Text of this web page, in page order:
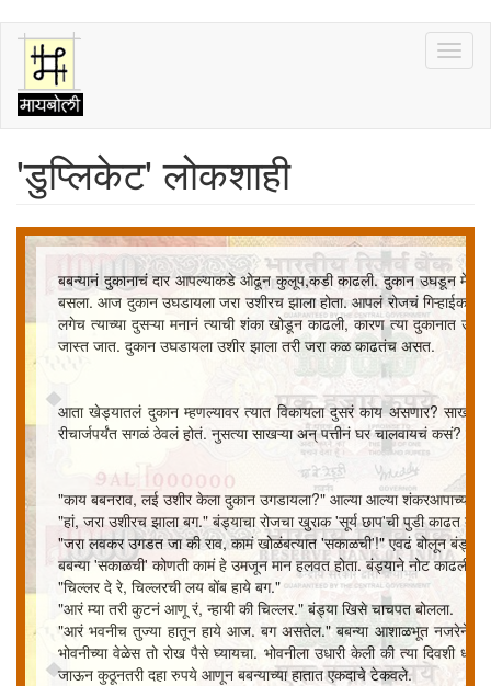
Skip
main
content
'डुप्लिकेट' लोकशाही
बबन्यानं दुकानाचं दार आपल्याकडे ओढून कुलूप,कडी काढली. दुकान उघडून
बसला. आज दुकान उघडायला जरा उशीरच झाला होता. आपलं रोजचं गिऱ्हाईक
लगेच त्याच्या दुसऱ्या मनानं त्याची शंका खोडून काढली, कारण त्या दुकानात
जास्त जात. दुकान उघडायला उशीर झाला तरी जरा कळ काढतंच असत.
आता खेड्यातलं दुकान म्हणल्यावर त्यात विकायला दुसरं काय असणार? साखऱ्या
रीचार्जपर्यंत सगळं ठेवलं होतं. नुसत्या साखऱ्या अन् पत्तीनं घर चालवायचं कसं?
"काय बबनराव, लई उशीर केला दुकान उगडायला?" आल्या आल्या शंकरआपाच्या
"हां, जरा उशीरच झाला बग." बंड्याचा रोजचा खुराक 'सूर्य छाप'ची पुडी काढत
"जरा लवकर उगडत जा की राव, कामं खोळंबत्यात 'सकाळची'!" एवढं बोलून बंड्यानं
बबन्या 'सकाळची' कोणती कामं हे उमजून मान हलवत होता. बंड्याने नोट काढली
"चिल्लर दे रे, चिल्लरची लय बोंब हाये बग."
"आरं म्या तरी कुटनं आणू रं, न्हायी की चिल्लर." बंड्या खिसे चाचपत बोलला.
"आरं भवनीच तुज्या हातून हाये आज. बग असतेल." बबन्या आशाळभूत नजरेने
भोवनीच्या वेळेस तो रोख पैसे घ्यायचा. भोवनीला उधारी केली की त्या दिवशी
जाऊन कुठूनतरी दहा रुपये आणून बबन्याच्या हातात एकदाचे टेकवले.